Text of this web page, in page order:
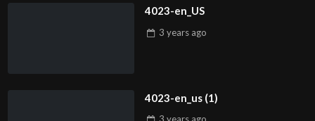
4023-en_US
3 years ago
4023-en_us (1)